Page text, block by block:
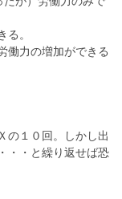
。
働力の増加ができる
の１０回。しかし出
・・と繰り返せば恐